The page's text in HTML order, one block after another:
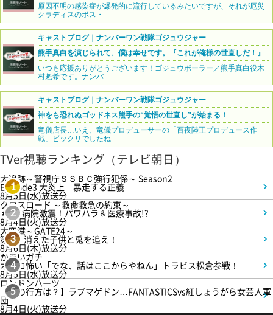
原因不明の感染症が爆発的に流行しているみたいですが、それが厄災
クラディスのボス・
キャストブログ｜ナンバーワン戦隊ゴジュウジャー
熊手真白を演じられて、僕は幸せです。『これが俺様の世直しだ！』
いつも応援ありがとうございます！ゴジュウポーラー／熊手真白役木
村魁希です。ナンバ
キャストブログ｜ナンバーワン戦隊ゴジュウジャー
神をも恐れぬゴッドネス熊手の“覚悟の世直し”が始まる！
竜儀店長…いえ、竜儀プロデューサーの「百夜陸王プロデュース作
戦」ビックリでしたね
TVer視聴ランキング（テレビ朝日）
1
大追跡～警視庁ＳＳＢＣ強行犯係～ Season2
Episode3 大炎上…暴走する正義
8月5日(水)放送分
2
クロスロード ～救命救急の約束～
＃5 病院激震！パワハラ＆医療事故!?
8月4日(火)放送分
3
大空港～GATE24～
第3話 消えた子供と兎を追え！
8月6日(木)放送分
4
かまいガチ
オモロ怖い「でな、話はここからやねん」トラビス松倉参戦！
8月5日(水)放送分
5
ロンドンハーツ
【恋の行方は？】ラブマゲドン…FANTASTICSvs紅しょうがら女芸人軍
団
8月4日(火)放送分